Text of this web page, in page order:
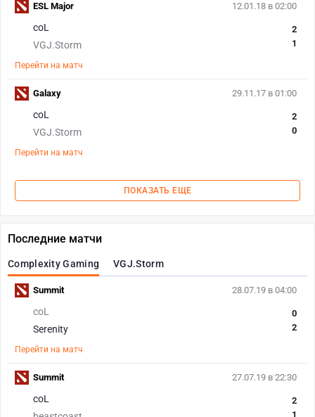
12.01.18 в 02:00
coL
VGJ.Storm
2
1
Перейти на матч
ESL Major
29.11.17 в 01:00
coL
VGJ.Storm
2
0
Перейти на матч
Galaxy
ПОКАЗАТЬ ЕЩЕ
Последние матчи
Complexity Gaming VGJ.Storm
28.07.19 в 04:00
coL
Serenity
0
2
Перейти на матч
Summit
27.07.19 в 22:30
coL
2
1
Summit